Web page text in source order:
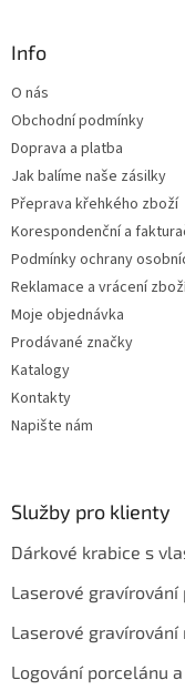
Info
O nás
Obchodní podmínky
Doprava a platba
Jak balíme naše zásilky
Přeprava křehkého zboží
Korespondenční a
Podmínky ochrany
Reklamace a vrácení
Moje objednávka
Prodávané značky
Katalogy
Kontakty
Napište nám
Služby pro klienty
Dárkové krabice s
Laserové
Laserové
Logování porcelánu